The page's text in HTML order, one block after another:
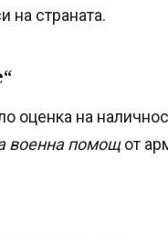
на страната.
оценка на
военна помощот